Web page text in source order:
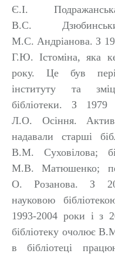
Є.І.
В.С.
М.С. Андріанова. З
Г.Ю. Істоміна, яка
року. Це був
інституту та
бібліотеки. З 1979
Л.О. Осіння.
надавали старші
В.М. Суховілова;
М.В. Матюшенко;
О. Розанова. З
науковою
1993-2004 роки і з
бібліотеку очолює
в бібліотеці